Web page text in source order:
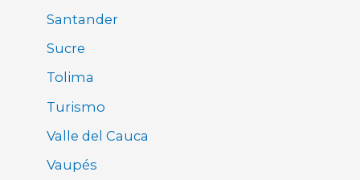
Santander
Sucre
Tolima
Turismo
Valle del Cauca
Vaupés